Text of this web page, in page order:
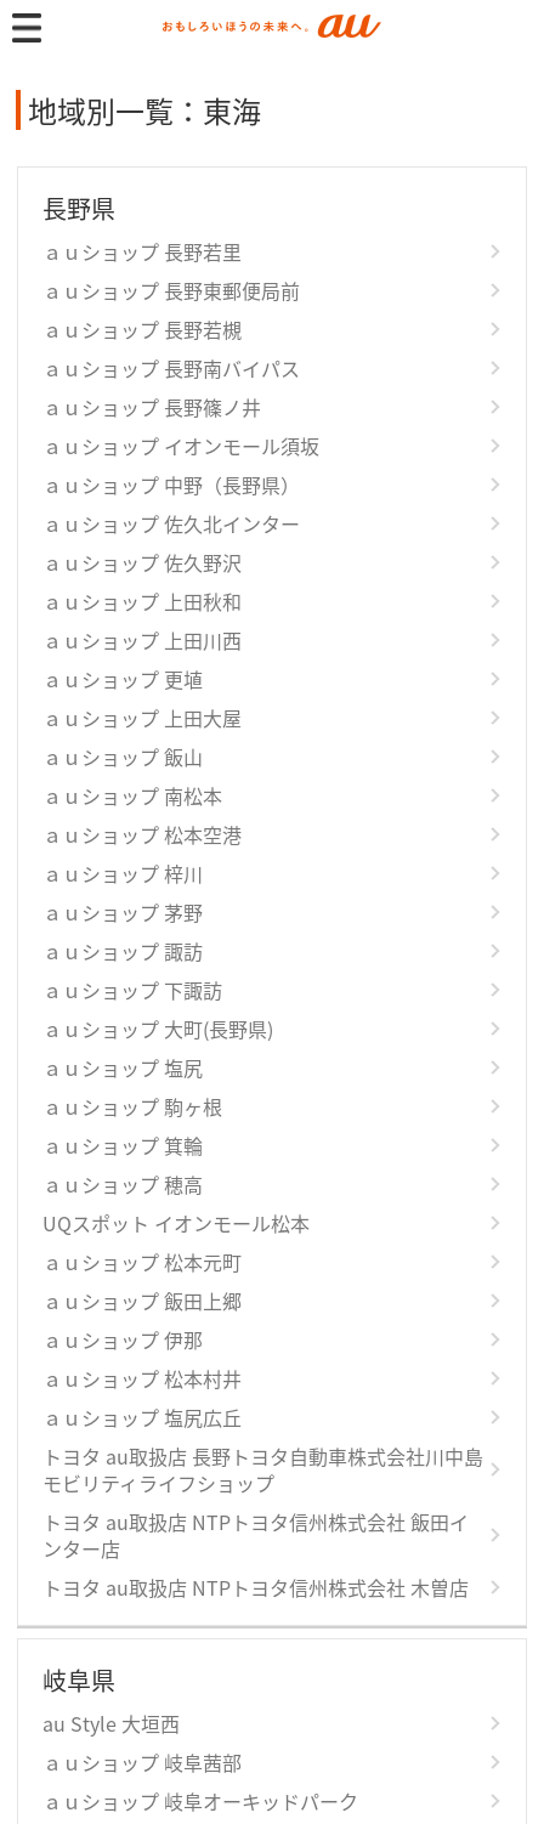
地域別一覧：東海
長野県
ａｕショップ 長野若里
ａｕショップ 長野東郵便局前
ａｕショップ 長野若槻
ａｕショップ 長野南バイパス
ａｕショップ 長野篠ノ井
ａｕショップ イオンモール須坂
ａｕショップ 中野（長野県）
ａｕショップ 佐久北インター
ａｕショップ 佐久野沢
ａｕショップ 上田秋和
ａｕショップ 上田川西
ａｕショップ 更埴
ａｕショップ 上田大屋
ａｕショップ 飯山
ａｕショップ 南松本
ａｕショップ 松本空港
ａｕショップ 梓川
ａｕショップ 茅野
ａｕショップ 諏訪
ａｕショップ 下諏訪
ａｕショップ 大町(長野県)
ａｕショップ 塩尻
ａｕショップ 駒ヶ根
ａｕショップ 箕輪
ａｕショップ 穂高
UQスポット イオンモール松本
ａｕショップ 松本元町
ａｕショップ 飯田上郷
ａｕショップ 伊那
ａｕショップ 松本村井
ａｕショップ 塩尻広丘
トヨタ au取扱店 長野トヨタ自動車株式会社川中島
モビリティライフショップ
トヨタ au取扱店 NTPトヨタ信州株式会社 飯田イ
ンター店
トヨタ au取扱店 NTPトヨタ信州株式会社 木曽店
岐阜県
au Style 大垣西
ａｕショップ 岐阜茜部
ａｕショップ 岐阜オーキッドパーク